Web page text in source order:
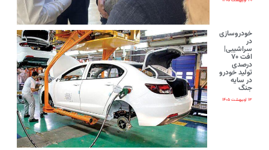
خودروسازی
در
سراشیبی|
افت ۷۰
درصدی
تولید خودرو
در سایه
جنگ
۱۳ اردیبهشت ۱۴۰۵